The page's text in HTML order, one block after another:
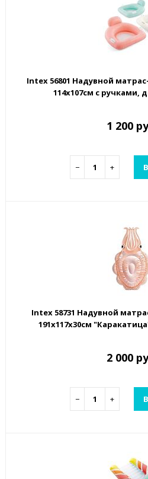
Intex 56801 Надувной
114х107см с ручками,
1 200
− +
Intex 58731 Надувной
191х117х30см
2 000
− +